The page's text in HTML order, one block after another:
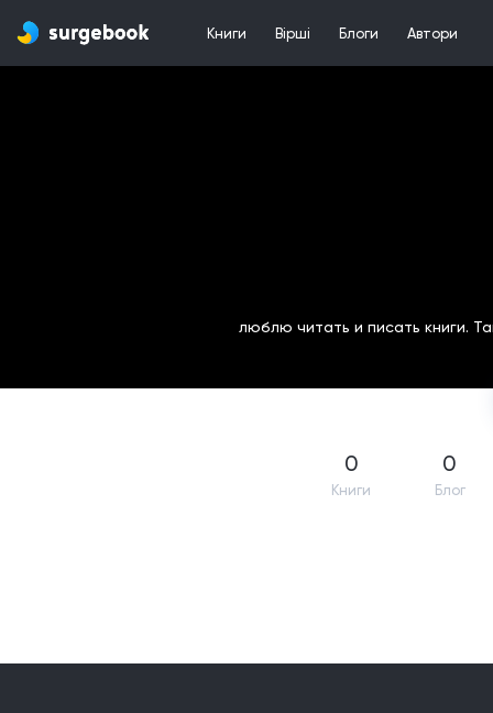
Книги Вірші Блоги Автори
люблю читать и писать книги.
0
Книги
0
Блог